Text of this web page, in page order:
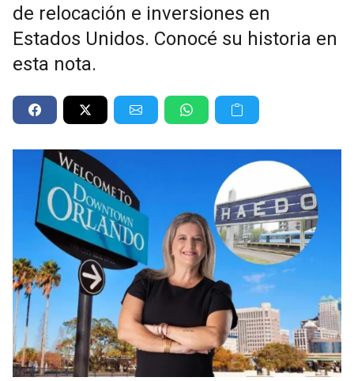
de relocación e inversiones en
Estados Unidos. Conocé su historia en
esta nota.